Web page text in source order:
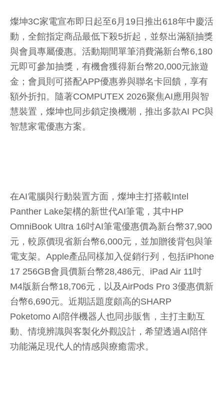
燦坤3C家電宣布即日起至6月19日推出618年中慶活
動，全館指定商品最低下殺5折起，並祭出滿額抽獎
與會員專屬優惠。活動期間單筆消費滿新台幣6,180
元即可參加抽獎，有機會獲得新台幣20,000元旅遊
金；會員則可搭配APP優惠券與聯名卡回饋，享有
額外折扣。隨著COMPUTEX 2026聚焦AI應用與智
慧裝置，燦坤也同步鎖定換機潮，推出多款AI PC與
智慧家電優惠方案。
在AI電腦與行動裝置方面，燦坤主打搭載Intel
Panther Lake架構的新世代AI筆電，其中HP
OmniBook Ultra 16吋AI筆電優惠價為新台幣37,900
元，較原價現省新台幣6,000元，並加贈後背包與筆
電支架。Apple產品同樣加入促銷行列，包括iPhone
17 256GB會員價新台幣28,486元、iPad Air 11吋
M4版新台幣18,706元，以及AirPods Pro 3優惠價新
台幣6,690元。近期話題度頗高的SHARP
Poketomo AI陪伴機器人也同步販售，主打主動互
動、情境辨識與客製化外觀設計，希望透過AI陪伴
功能滿足現代人的情感與療癒需求。